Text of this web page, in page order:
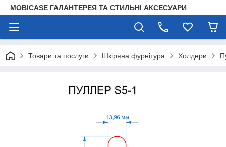
MOBICASE ГАЛАНТЕРЕЯ ТА СТИЛЬНІ АКСЕСУАРИ
Товари та послуги Шкіряна фурнітура Холдери